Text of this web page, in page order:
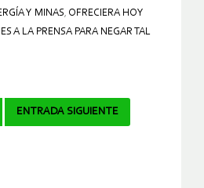
Y MINAS OFRECIERA HOY
A LA PRENSA PARA NEGAR TAL
ENTRADA SIGUIENTE